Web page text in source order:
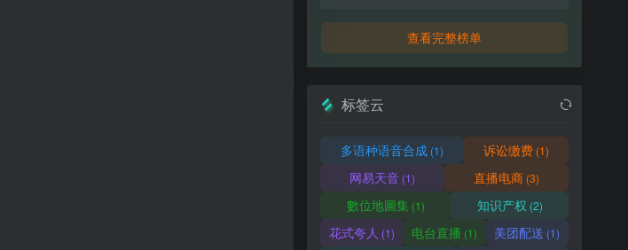
查看完整榜单
标签云
多语种语音合成(1) 诉讼缴费(1)
网易天音 (1) 直播电商 (3)
數位地圖集 (1) 知识产权 (2)
花式夸人 (1) 电台直播 (1) 美团配送 (1)